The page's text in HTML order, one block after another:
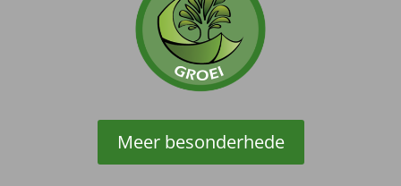
Meer besonderhede